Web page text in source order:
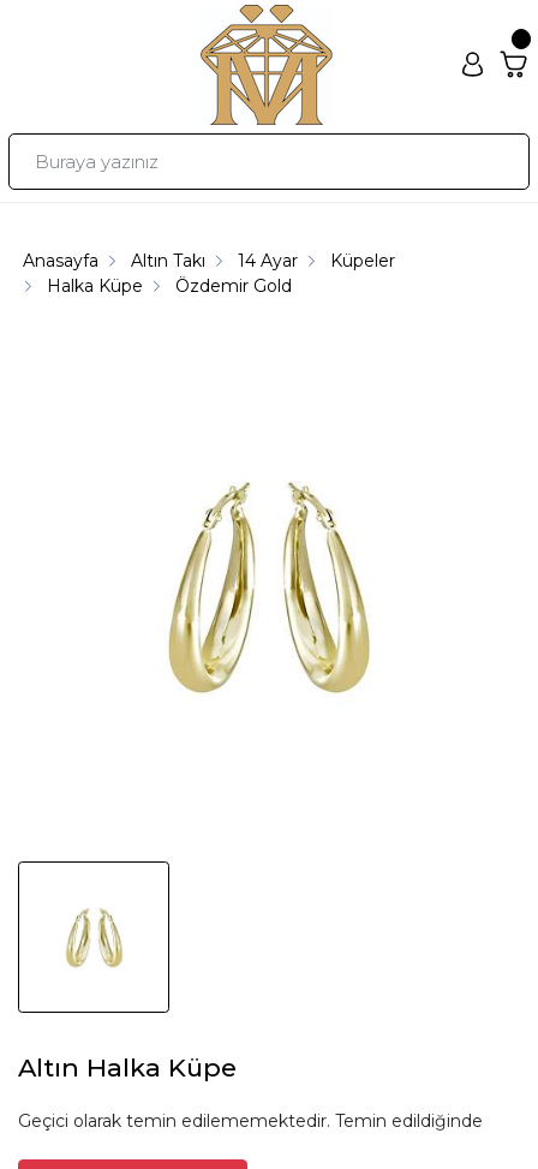
Anasayfa Altın Takı 14 Ayar
Küpeler
Halka Küpe
Özdemir Gold
Altın Halka Küpe
Geçici olarak temin edilememektedir. Temin edildiğinde